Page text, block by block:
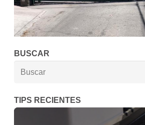
BUSCAR
TIPS RECIENTES